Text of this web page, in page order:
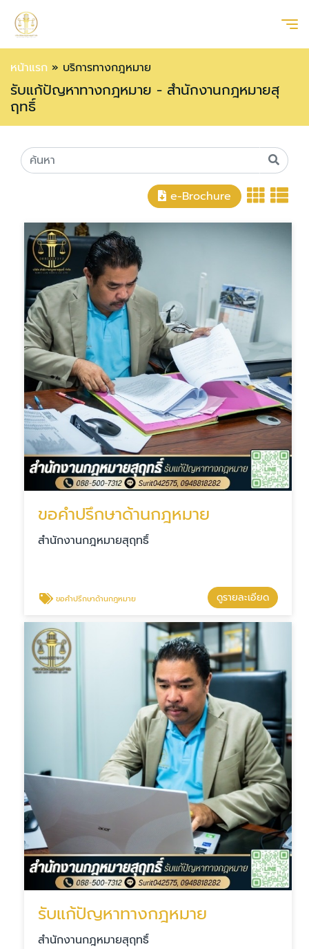
หน้าแรก » บริการทางกฎหมาย
รับแก้ปัญหาทางกฎหมาย - สำนักงานกฎหมายสุ
ฤทธิ์
e-Brochure
ขอคำปรึกษาด้านกฎหมาย
สำนักงานกฎหมายสุฤทธิ์
ขอคำปรึกษาด้านกฎหมาย ดูรายละเอียด
รับแก้ปัญหาทางกฎหมาย
สำนักงานกฎหมายสุฤทธิ์